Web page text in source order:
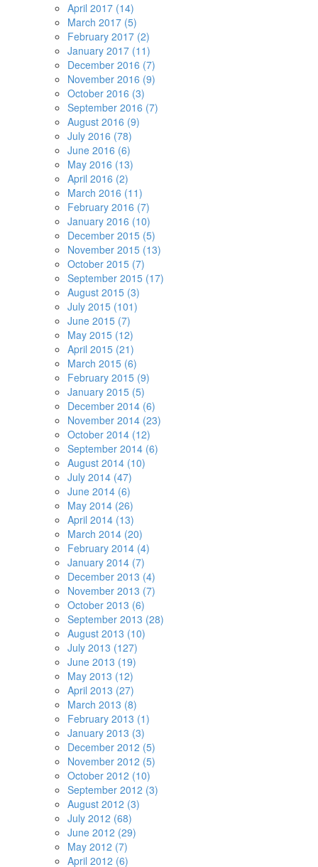
April 2017 (14)
March 2017 (5)
February 2017 (2)
January 2017 (11)
December 2016 (7)
November 2016 (9)
October 2016 (3)
September 2016 (7)
August 2016 (9)
July 2016 (78)
June 2016 (6)
May 2016 (13)
April 2016 (2)
March 2016 (11)
February 2016 (7)
January 2016 (10)
December 2015 (5)
November 2015 (13)
October 2015 (7)
September 2015 (17)
August 2015 (3)
July 2015 (101)
June 2015 (7)
May 2015 (12)
April 2015 (21)
March 2015 (6)
February 2015 (9)
January 2015 (5)
December 2014 (6)
November 2014 (23)
October 2014 (12)
September 2014 (6)
August 2014 (10)
July 2014 (47)
June 2014 (6)
May 2014 (26)
April 2014 (13)
March 2014 (20)
February 2014 (4)
January 2014 (7)
December 2013 (4)
November 2013 (7)
October 2013 (6)
September 2013 (28)
August 2013 (10)
July 2013 (127)
June 2013 (19)
May 2013 (12)
April 2013 (27)
March 2013 (8)
February 2013 (1)
January 2013 (3)
December 2012 (5)
November 2012 (5)
October 2012 (10)
September 2012 (3)
August 2012 (3)
July 2012 (68)
June 2012 (29)
May 2012 (7)
April 2012 (6)